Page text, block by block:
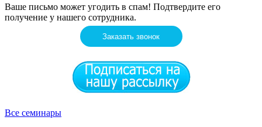
Ваше письмо может угодить в спам! Подтвердите его
получение у нашего сотрудника.
Заказать звонок
Все семинары